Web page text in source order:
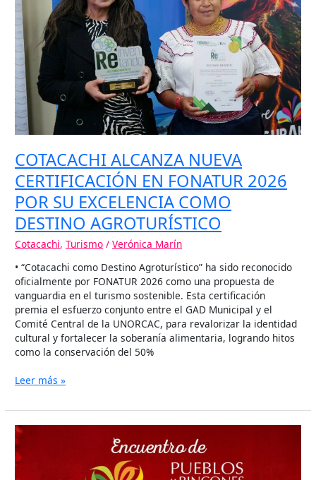
COTACACHI ALCANZA NUEVA
CERTIFICACIÓN EN FONATUR 2026
POR SU EXCELENCIA COMO
DESTINO AGROTURÍSTICO
Cotacachi,Turismo /Verónica Marín
• “Cotacachi como Destino Agroturístico” ha sido reconocido
oficialmente por FONATUR 2026 como una propuesta de
vanguardia en el turismo sostenible. Esta certificación
premia el esfuerzo conjunto entre el GAD Municipal y el
Comité Central de la UNORCAC, para revalorizar la identidad
cultural y fortalecer la soberanía alimentaria, logrando hitos
como la conservación del 50%
FONATUR
2026
POR
SU
EXCELENCIA
COMO
DESTINO
AGROTURÍSTICO
Leer más »
COTACACHI
SERÁ
LA